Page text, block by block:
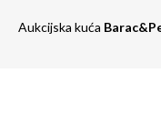
Aukcijska kuća